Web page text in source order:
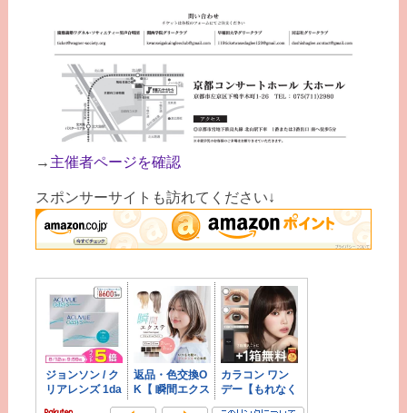
→ 主催者ページを確認
スポンサーサイトも訪れてください↓